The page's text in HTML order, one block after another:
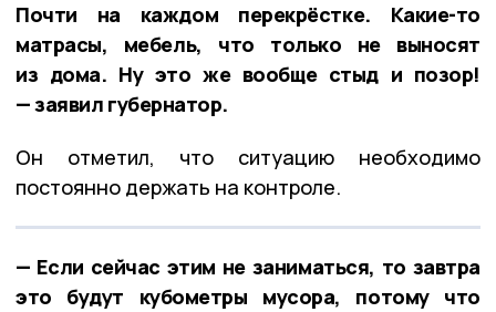
Почти на каждом перекрёстке. Какие-то
матрасы, мебель, что только не выносят
из дома. Ну это же вообще стыд и позор!
— заявил губернатор.
Он отметил, что ситуацию необходимо
постоянно держать на контроле.
— Если сейчас этим не заниматься, то завтра
это будут кубометры мусора, потому что